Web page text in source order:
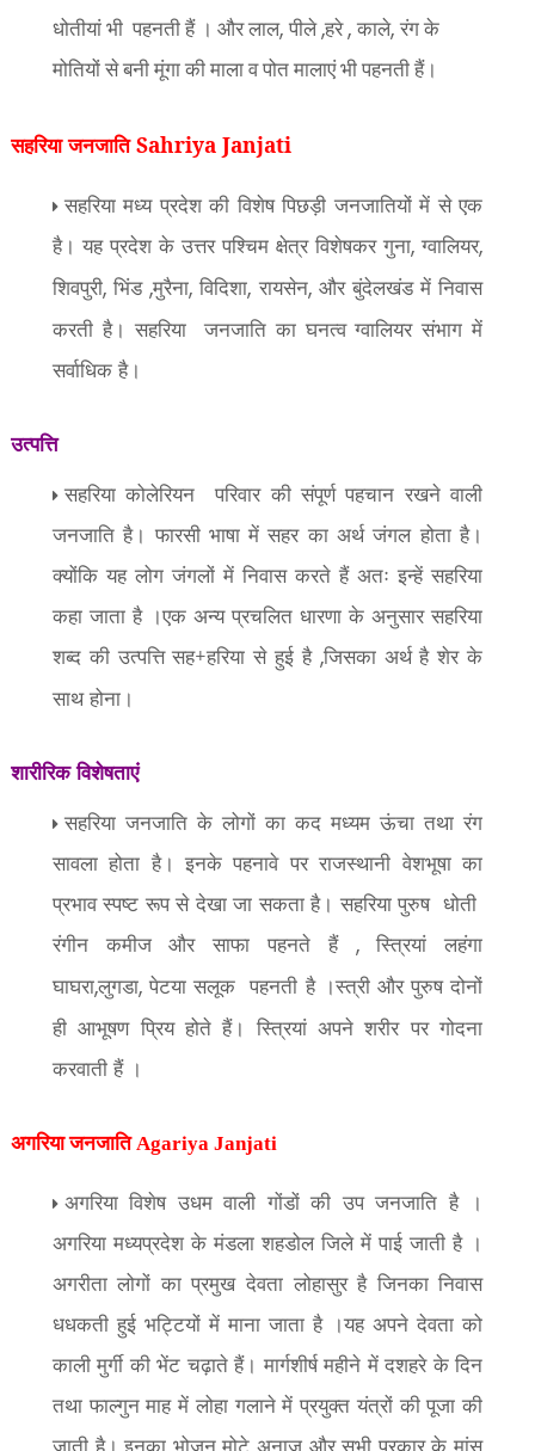
धोतीयां भी पहनती हैं । और लाल, पीले,हरे, काले, रंग के
मोतियों से बनी मूंगा की माला व पोत मालाएं भी पहनती हैं।
सहरिया जनजाति Sahriya Janjati
सहरिया मध्य प्रदेश की विशेष पिछड़ी जनजातियों में से एक
है। यह प्रदेश के उत्तर पश्चिम क्षेत्र विशेषकर गुना,ग्वालियर,
शिवपुरी,भिंड,मुरैना,विदिशा, रायसेन, और बुंदेलखंड में निवास
करती है। सहरिया
जनजाति का घनत्व ग्वालियर संभाग में
सर्वाधिक है।
उत्पत्ति
सहरिया कोलेरियन
परिवार की संपूर्ण पहचान रखने वाली
जनजाति है। फारसी भाषा में सहर का अर्थ जंगल होता है।
क्योंकि यह लोग जंगलों में निवास करते हैं अतः इन्हें सहरिया
कहा जाता है ।एक अन्य प्रचलित धारणा के अनुसार सहरिया
शब्द की उत्पत्ति सह+हरिया से हुई है ,जिसका अर्थ है शेर के
साथ होना।
शारीरिक विशेषताएं
सहरिया जनजाति के लोगों का कद मध्यम ऊंचा तथा रंग
सावला होता है। इनके पहनावे पर राजस्थानी वेशभूषा का
प्रभाव स्पष्ट रूप से देखा जा सकता है। सहरिया पुरुष धोती
रंगीन कमीज और साफा पहनते हैं ,स्त्रियां लहंगा
घाघरा,लुगडा,पेटया सलूक पहनती है ।स्त्री और पुरुष दोनों
ही आभूषण प्रिय होते हैं। स्त्रियां अपने शरीर पर गोदना
करवाती हैं ।
अगरियाजनजाति Agariya Janjati
अगरिया विशेष उधम वाली गोंडों की उप जनजाति है ।
अगरिया मध्यप्रदेश के मंडला शहडोल जिले में पाई जाती है ।
अगरीता लोगों का प्रमुख देवता लोहासुर है जिनका निवास
धधकती हुई भट्टियों में माना जाता है ।यह अपने देवता को
काली मुर्गी की भेंट चढ़ाते हैं। मार्गशीर्ष महीने में दशहरे के दिन
तथा फाल्गुन माह में लोहा गलाने में प्रयुक्त यंत्रों की पूजा की
जाती है। इनका भोजन मोटे अनाज और सभी प्रकार के मांस